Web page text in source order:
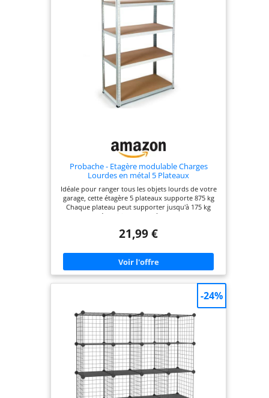
Probache - Etagère modulable Charges
Lourdes en métal 5 Plateaux
Idéale pour ranger tous les objets lourds de votre
garage, cette étagère 5 plateaux supporte 875 kg
Chaque plateau peut supporter jusqu'à 175 kg
avec une répartition homogène des charges !
transforme en 2 étagères distinctes façon établis
grâce à un système de clips pour rester stable
Dimensions : L.90 x l.40 x H.180 CM -Structure
acier galvanisé - plateaux en MDF, épaisseur 4 MM
21,99 €
-24%